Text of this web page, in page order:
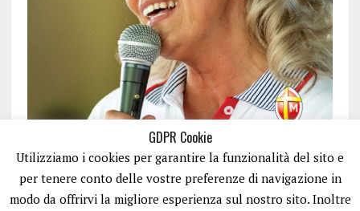
GDPR Cookie
Utilizziamo i cookies per garantire la funzionalità del sito e
per tenere conto delle vostre preferenze di navigazione in
modo da offrirvi la migliore esperienza sul nostro sito. Inoltre